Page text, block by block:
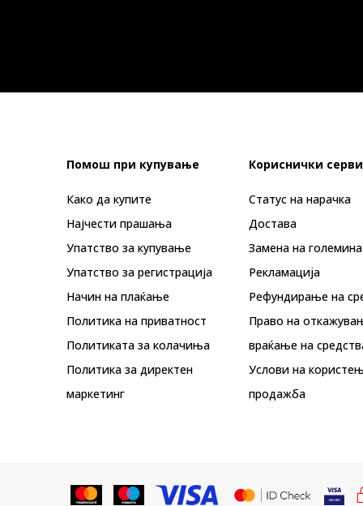
Помош при купување
Како да купите
Најчести прашања
Упатство за купување
Упатство за регистрација
Начин на плаќање
Политика на приватност
Политиката за колачиња
Политика за директен
маркетинг
Кориснички
Статус на нарачка
Достава
Замена на големина
Рекламациja
Рефундирање на
Право на
враќање на
Услови на
продажба